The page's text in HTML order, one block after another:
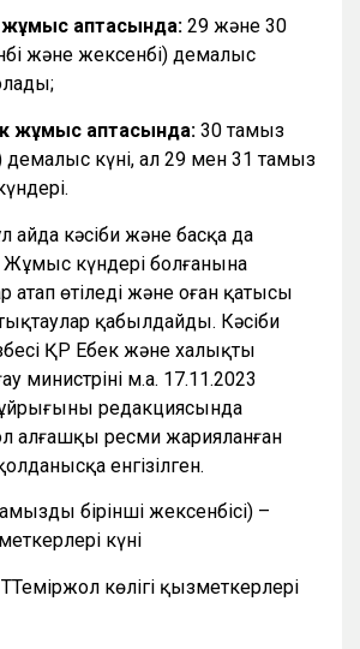
жұмыс аптасында: 29 және 30
және жексенбі) демалыс
жұмыс аптасында: 30 тамыз
демалыс күні, ал 29 мен 31 тамыз
айда кәсіби және басқа да
күндері болғанына
атап өтіледі және оған қатысы
қабылдайды. Кәсіби
ҚР Еңбек және халықты
министрінің м.а. 17.11.2023
редакциясында
алғашқы ресми жарияланған
енгізілген.
бірінші жексенбісі) –
күні
көлігі қызметкерлері